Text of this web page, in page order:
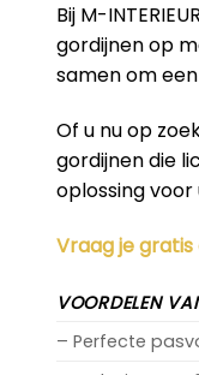
Bij M-
gordijnen op
samen om
Of u nu op
gordijnen die
oplossing voor
Vraag je
VOORDELEN
– Perfecte